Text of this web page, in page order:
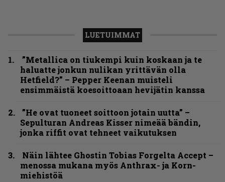
LUETUIMMAT
”Metallica on tiukempi kuin koskaan ja te
haluatte jonkun nulikan yrittävän olla
Hetfield?” – Pepper Keenan muisteli
ensimmäistä koesoittoaan hevijätin kanssa
”He ovat tuoneet soittoon jotain uutta” –
Sepulturan Andreas Kisser nimeää bändin,
jonka riffit ovat tehneet vaikutuksen
Näin lähtee Ghostin Tobias Forgelta Accept –
menossa mukana myös Anthrax- ja Korn-
miehistöä